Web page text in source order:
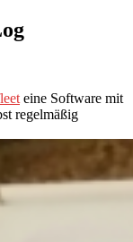
eine Software mit
regelmäßig